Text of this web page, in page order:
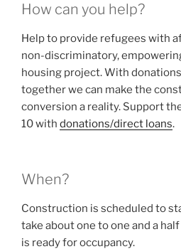
How can you help?
Help to provide refugees with
non-discriminatory,
housing project. With
together we can make the
conversion a reality. Support
10 with donations/direct loans.
When?
Construction is scheduled to
take about one to one and a
is ready for occupancy.